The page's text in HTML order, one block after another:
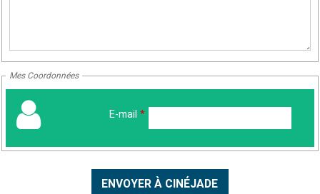
Mes Coordonnées
E-mail *